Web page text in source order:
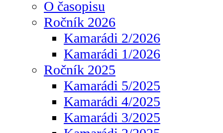
O časopisu
Ročník 2026
Kamarádi 2/2026
Kamarádi 1/2026
Ročník 2025
Kamarádi 5/2025
Kamarádi 4/2025
Kamarádi 3/2025